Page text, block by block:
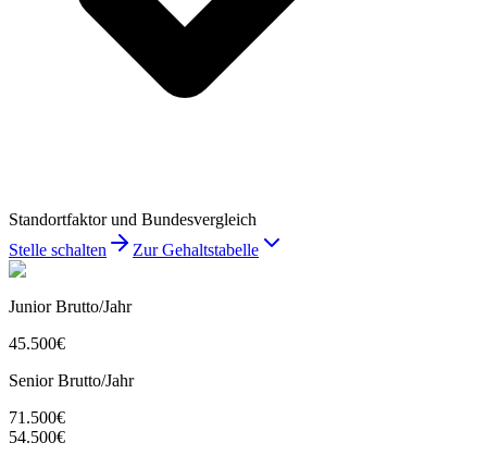
Standortfaktor und Bundesvergleich
Stelle schalten
Zur Gehaltstabelle
Junior Brutto/Jahr
45.500€
Senior Brutto/Jahr
71.500€
54.500€